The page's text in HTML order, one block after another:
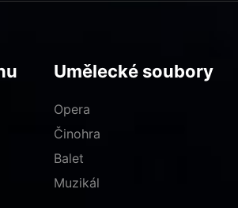
Umělecké soubory
Opera
Činohra
Balet
Muzikál